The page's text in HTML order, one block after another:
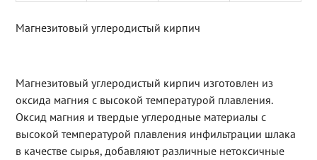
Магнезитовый углеродистый кирпич
Магнезитовый углеродистый кирпич изготовлен из
оксида магния с высокой температурой плавления.
Оксид магния и твердые углеродные материалы с
высокой температурой плавления инфильтрации шлака
в качестве сырья, добавляют различные нетоксичные